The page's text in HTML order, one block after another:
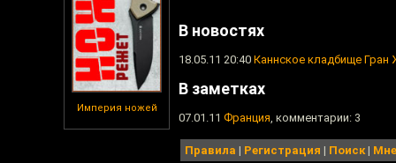
Империя ножей
В новостях
18.05.11 20:40 Каннское кладбище Гран
В заметках
07.01.11 Франция, комментарии: 3
Правила | Регистрация | Поиск|